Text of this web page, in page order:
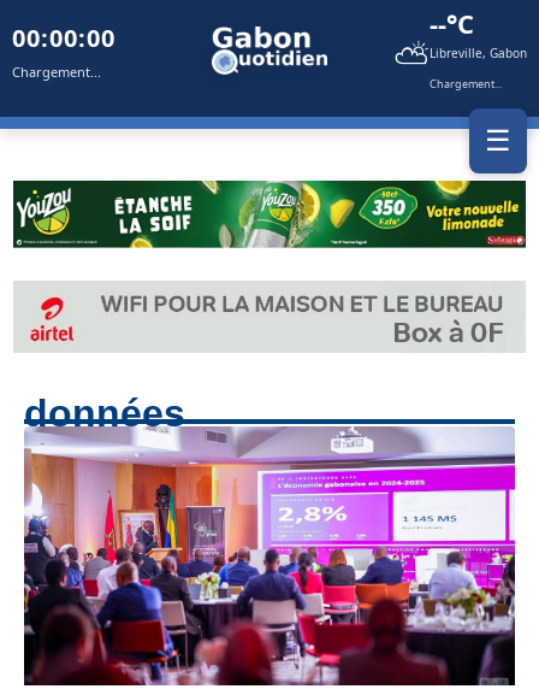
00:00:00
Chargement... ⛅
--°C
Libreville, Gabon
Chargement...
☰
données